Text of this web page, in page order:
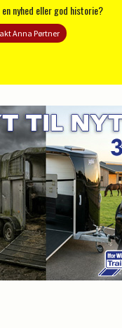
nyhed eller god historie?
Anna Pørtner